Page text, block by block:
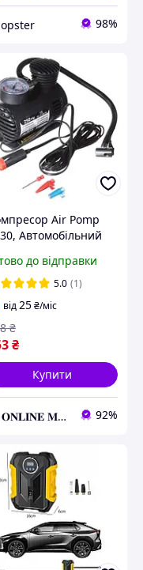
98%
Air Pomp
Автомобільний
для
підкачування
до відправки
5.0 (1)
від25₴/міс
₴
₴
Купити
💫 𝐎𝐍𝐋𝐈𝐍𝐄 𝐌𝐀𝐑𝐊𝐄𝐓 💫 – Актуальні товари за найвигіднішими цінами! 92%